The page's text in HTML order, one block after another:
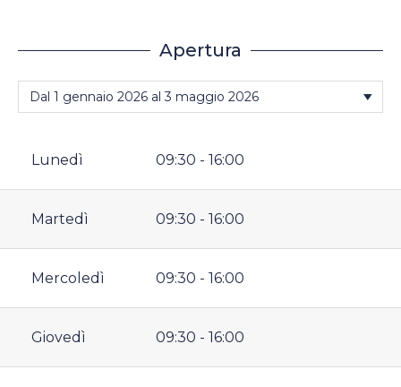
Apertura
Lunedì 09:30 - 16:00
Martedì 09:30 - 16:00
Mercoledì 09:30 - 16:00
Giovedì 09:30 - 16:00